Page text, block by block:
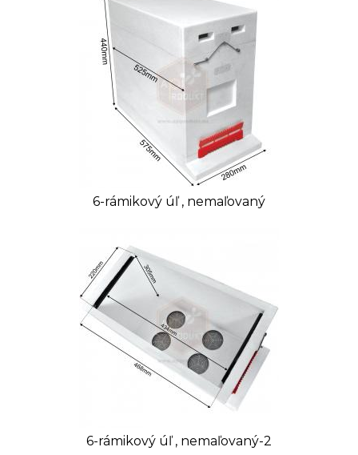
zimovanie včiel.
Výhody 6-rámkových úľov:
- rýchla produkcia odložencov
- ľahká manipulácia
- rýchly prístup k plodisku pri hľadaní matky
- výborné oplodnenie matiek v naturálnych
Úľ vhodný na:
- oplodňovanie matiek pre vlastné potreby
- môže slúžiť aj ako transportný úľ alebo roják
Vonkajšie rozmery v cm (v x š x h): 44 x 28 x 52,5 (57,5
spodná časť)
Vnútorné rozmery v cm (v x š x h): 30,5 x 21,5 x 43 (46
s uchytením rámika)
Orientačná hmotnosť: 3,564 kg
6-rámikový úľ , nemaľovaný
6-rámikový úľ , nemaľovaný-2